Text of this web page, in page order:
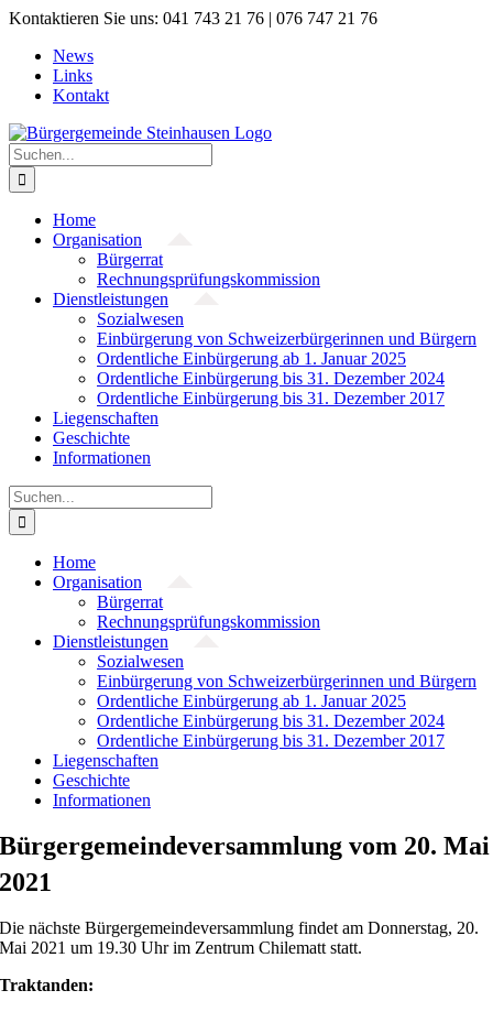
Zum
springen
Kontaktieren Sie uns: 041 743 21 76 | 076 747 21 76
News
Links
Kontakt
Suche
nach:
Home
Organisation
Bürgerrat
Rechnungsprüfungskommission
Dienstleistungen
Sozialwesen
Einbürgerung von Schweizerbürgerinnen und Bürgern
Ordentliche Einbürgerung ab 1. Januar 2025
Ordentliche Einbürgerung bis 31. Dezember 2024
Ordentliche Einbürgerung bis 31. Dezember 2017
Liegenschaften
Geschichte
Informationen
Suche
nach:
Home
Organisation
Bürgerrat
Rechnungsprüfungskommission
Dienstleistungen
Sozialwesen
Einbürgerung von Schweizerbürgerinnen und Bürgern
Ordentliche Einbürgerung ab 1. Januar 2025
Ordentliche Einbürgerung bis 31. Dezember 2024
Ordentliche Einbürgerung bis 31. Dezember 2017
Liegenschaften
Geschichte
Informationen
Bürgergemeindeversammlung vom 20. Mai
2021
Die nächste Bürgergemeindeversammlung findet am Donnerstag, 20.
Mai 2021 um 19.30 Uhr im Zentrum Chilematt statt.
Traktanden: